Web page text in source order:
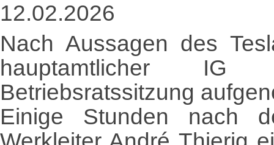
12.02.2026
Nach Aussagen des
hauptamtlicher
Betriebsratssitzung
Einige Stunden nach